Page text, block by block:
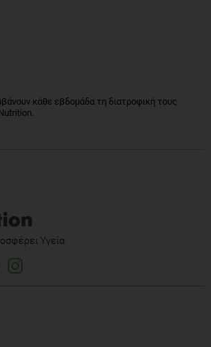
κάθε εβδομάδα τη διατροφική τους
Υγεία